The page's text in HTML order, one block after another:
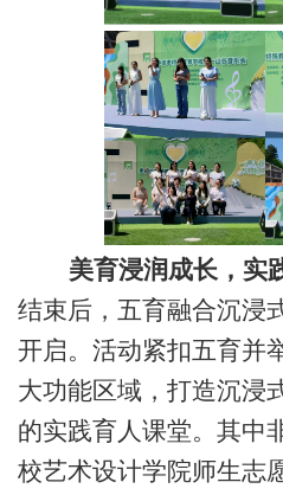
美育浸润成长，实
结束后，五育融合沉浸
开启。活动紧扣五育并
大功能区域，打造沉浸
的实践育人课堂。其中
校艺术设计学院师生志